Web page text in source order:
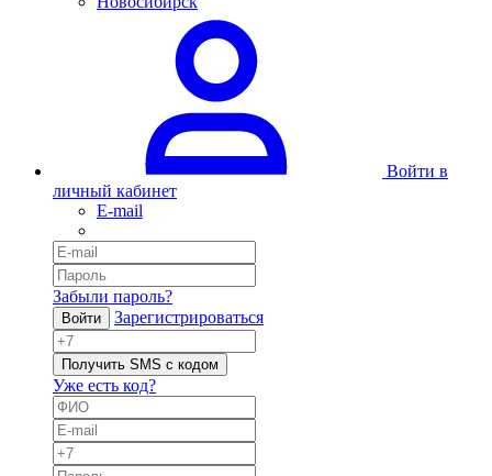
Войти в
личный кабинет
E-mail
Забыли пароль?
Войти Зарегистрироваться
Получить SMS с кодом
Уже есть код?